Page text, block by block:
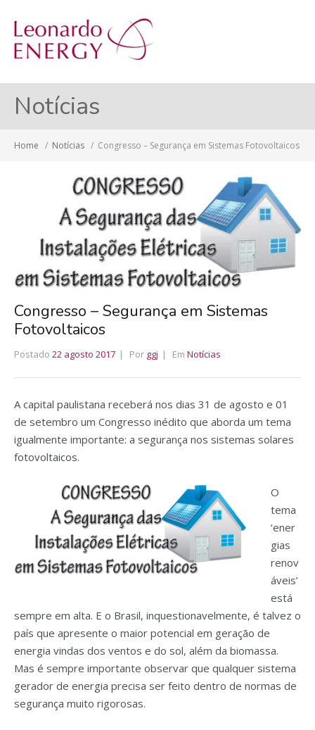
Notícias
Home / Notícias / Congresso – Segurança em Sistemas Fotovoltaicos
Congresso – Segurança em Sistemas
Fotovoltaicos
Postado 22 agosto 2017 Por ggj Em Notícias
A capital paulistana receberá nos dias 31 de agosto e 01
de setembro um Congresso inédito que aborda um tema
igualmente importante: a segurança nos sistemas solares
fotovoltaicos.
O
tema
‘ener
gias
renov
áveis’
está
sempre em alta. E o Brasil, inquestionavelmente, é talvez o
país que apresente o maior potencial em geração de
energia vindas dos ventos e do sol, além da biomassa.
Mas é sempre importante observar que qualquer sistema
gerador de energia precisa ser feito dentro de normas de
segurança muito rigorosas.